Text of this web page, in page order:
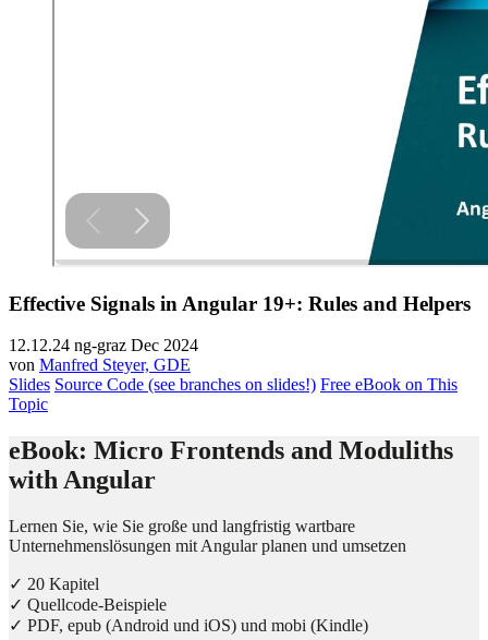
Effective Signals in Angular 19+: Rules and Helpers
12.12.24 ng-graz Dec 2024
von Manfred Steyer, GDE
Slides Source Code (see branches on slides!) Free eBook on This
Topic
eBook: Micro Frontends and Moduliths
with Angular
Lernen Sie, wie Sie große und langfristig wartbare
Unternehmenslösungen mit Angular planen und umsetzen
✓ 20 Kapitel
✓ Quellcode-Beispiele
✓ PDF, epub (Android und iOS) und mobi (Kindle)